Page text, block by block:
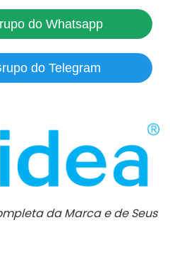
do Whatsapp
do Telegram
da Marca e de Seus